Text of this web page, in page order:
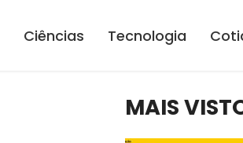
Ciências Tecnologia
MAIS